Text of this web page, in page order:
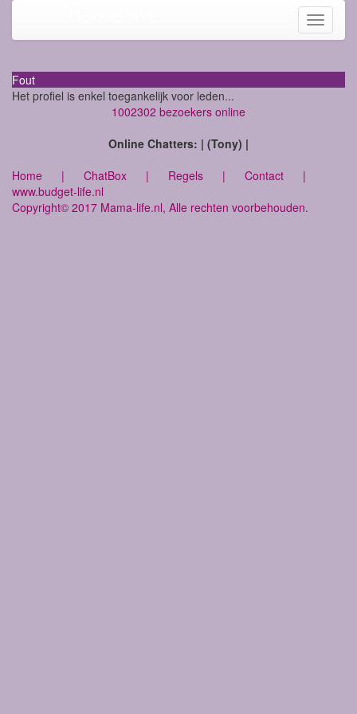
Toggle
Fout
Het profiel is enkel toegankelijk voor leden...
1002302 bezoekers online
Online Chatters: | (Tony) |
Home | ChatBox | Regels | Contact |
www.budget-life.nl
Copyright© 2017 Mama-life.nl, Alle rechten voorbehouden.